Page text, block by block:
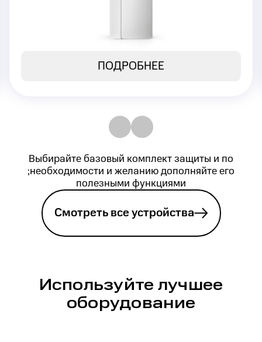
ПОДРОБНЕЕ
4 490 ₽
Выбирайте базовый комплект защиты и по
;необходимости и желанию дополняйте его
полезными функциями
Смотреть все устройства
Используйте лучшее
оборудование